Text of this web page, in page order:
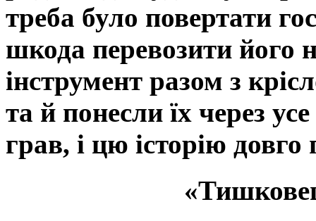
треба було повертати
шкода перевозити його
інструмент разом з
та й понесли їх через
грав, і цю історію довго